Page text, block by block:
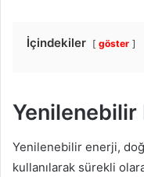
İçindekiler göster
Yenilenebilir
Yenilenebilir enerji,
kullanılarak sürekli